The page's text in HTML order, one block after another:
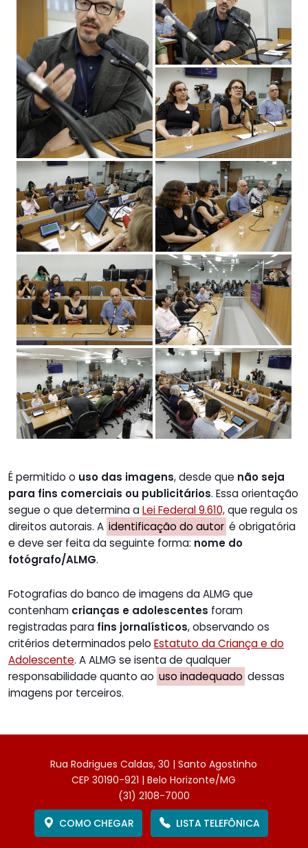
É permitido o uso das imagens, desde que não seja
para fins comerciais ou publicitários. Essa orientação
segue o que determina aLei Federal 9.610,que regula os
direitos autorais. A identificação do autor é obrigatória
e deve ser feita da seguinte forma: nome do
fotógrafo/ALMG.
Fotografias do banco de imagens da ALMG que
contenham crianças e adolescentes foram
registradas para fins jornalísticos, observando os
critérios determinados pelo Estatuto da Criança e do
Adolescente. A ALMG se isenta de qualquer
responsabilidade quanto ao uso inadequado dessas
imagens por terceiros.
Rua Rodrigues Caldas, 30 | Santo Agostinho
CEP 30190-921 | Belo Horizonte/MG
(31) 2108-7000
COMO CHEGAR
LISTA TELEFÔNICA